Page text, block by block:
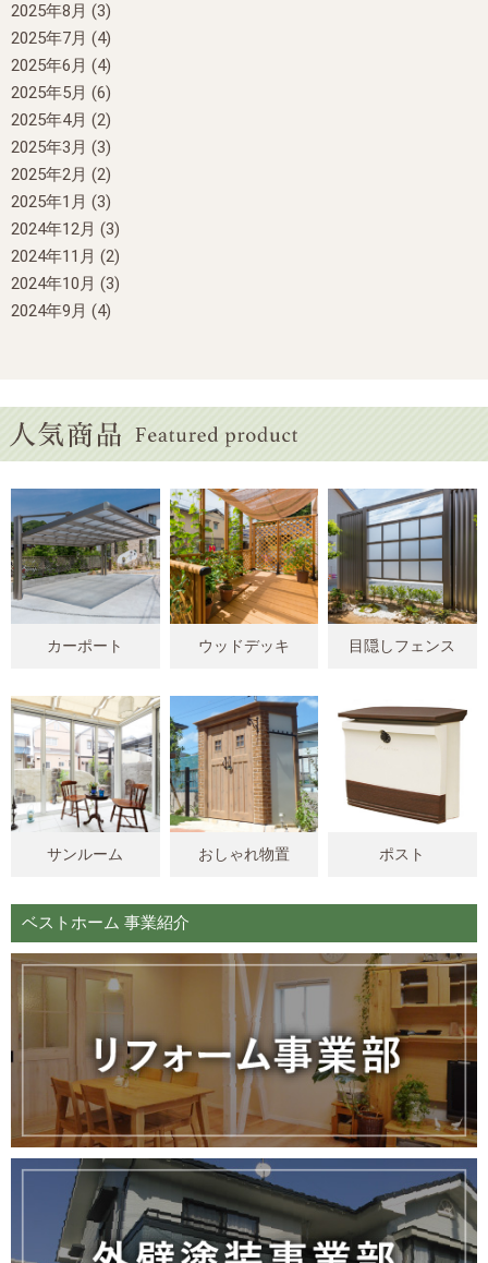
2025年8月 (3)
2025年7月 (4)
2025年6月 (4)
2025年5月 (6)
2025年4月 (2)
2025年3月 (3)
2025年2月 (2)
2025年1月 (3)
2024年12月 (3)
2024年11月 (2)
2024年10月 (3)
2024年9月 (4)
カーポート ウッドデッキ 目隠しフェンス
サンルーム おしゃれ物置 ポスト
ベストホーム 事業紹介